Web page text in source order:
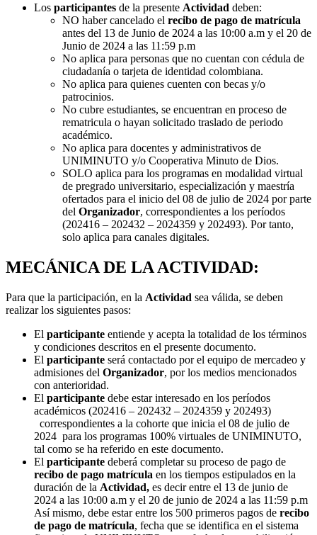
Los participantes de la presente Actividad deben:
NO haber cancelado el recibo de pago de matrícula
antes del 13 de Junio de 2024 a las 10:00 a.m y el 20 de
Junio de 2024 a las 11:59 p.m
No aplica para personas que no cuentan con cédula de
ciudadanía o tarjeta de identidad colombiana.
No aplica para quienes cuenten con becas y/o
patrocinios.
No cubre estudiantes, se encuentran en proceso de
rematricula o hayan solicitado traslado de periodo
académico.
No aplica para docentes y administrativos de
UNIMINUTO y/o Cooperativa Minuto de Dios.
SOLO aplica para los programas en modalidad virtual
de pregrado universitario, especialización y maestría
ofertados para el inicio del 08 de julio de 2024 por parte
del Organizador, correspondientes a los períodos
(202416 – 202432 – 2024359 y 202493). Por tanto,
solo aplica para canales digitales.
MECÁNICA DE LA ACTIVIDAD:
Para que la participación, en la Actividad sea válida, se deben
realizar los siguientes pasos:
El participante entiende y acepta la totalidad de los términos
y condiciones descritos en el presente documento.
El participante será contactado por el equipo de mercadeo y
admisiones del Organizador, por los medios mencionados
con anterioridad.
El participante debe estar interesado en los períodos
académicos (202416 – 202432 – 2024359 y 202493)
correspondientes a la cohorte que inicia el 08 de julio de
2024 para los programas 100% virtuales de UNIMINUTO,
tal como se ha referido en este documento.
El participante deberá completar su proceso de pago de
recibo de pago matrícula en los tiempos estipulados en la
duración de la Actividad, es decir entre el 13 de junio de
2024 a las 10:00 a.m y el 20 de junio de 2024 a las 11:59 p.m
Así mismo, debe estar entre los 500 primeros pagos de recibo
de pago de matrícula, fecha que se identifica en el sistema